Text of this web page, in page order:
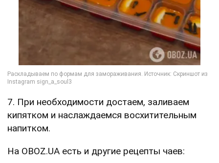
7. При необходимости достаем, заливаем
кипятком и наслаждаемся восхитительным
напитком.
На OBOZ.UA есть и другие рецепты чаев: